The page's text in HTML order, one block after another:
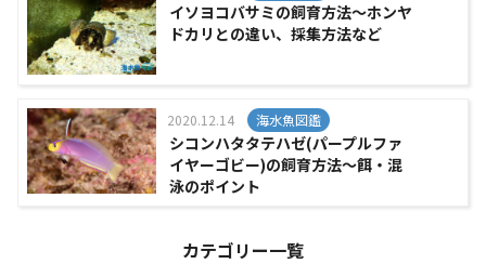
イソヨコバサミの飼育方法～ホンヤ
ドカリとの違い、採集方法など
2020.12.14 海水魚図鑑
シコンハタタテハゼ(パープルファ
イヤーゴビー)の飼育方法～餌・混
泳のポイント
カテゴリー一覧